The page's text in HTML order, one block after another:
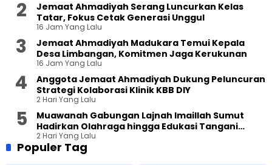
Jemaat Ahmadiyah Serang Luncurkan Kelas
Tatar, Fokus Cetak Generasi Unggul
16 Jam Yang Lalu
Jemaat Ahmadiyah Madukara Temui Kepala
Desa Limbangan, Komitmen Jaga Kerukunan
16 Jam Yang Lalu
Anggota Jemaat Ahmadiyah Dukung Peluncuran
Strategi Kolaborasi Klinik KBB DIY
2 Hari Yang Lalu
Muawanah Gabungan Lajnah Imaillah Sumut
Hadirkan Olahraga hingga Edukasi Tangani
Sampah
2 Hari Yang Lalu
Populer Tag